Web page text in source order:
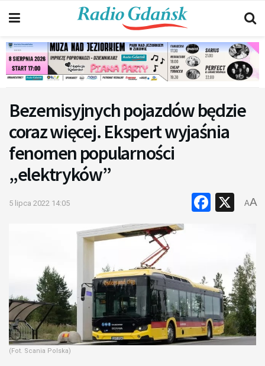
Bezemisyjnych pojazdów będzie
coraz więcej. Ekspert wyjaśnia
fenomen popularności
„elektryków”
5 lipca 2022 14:05 X
AA
(Fot. Scania Polska)